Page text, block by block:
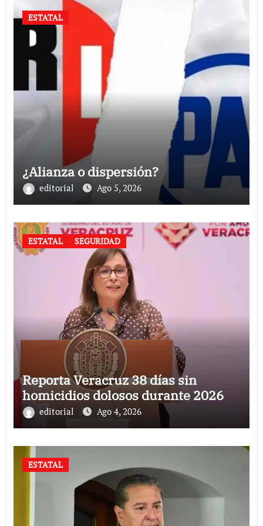
ESTATAL
¿Alianza o dispersión?
editorial Ago 5, 2026
ESTATAL SEGURIDAD
Reporta Veracruz 38 días sin
homicidios dolosos durante 2026
editorial Ago 4, 2026
ESTATAL